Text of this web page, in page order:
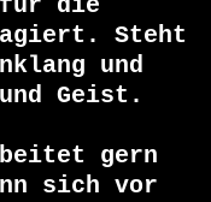
für die
Steht
und
Geist.
gern
sich vor